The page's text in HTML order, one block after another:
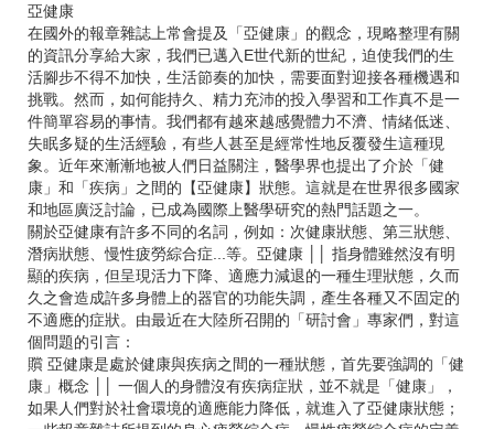
亞健康
在國外的報章雜誌上常會提及「亞健康」的觀念，現略整理有關
的資訊分享給大家，我們已邁入E世代新的世紀，迫使我們的生
活腳步不得不加快，生活節奏的加快，需要面對迎接各種機遇和
挑戰。然而，如何能持久、精力充沛的投入學習和工作真不是一
件簡單容易的事情。我們都有越來越感覺體力不濟、情緒低迷、
失眠多疑的生活經驗，有些人甚至是經常性地反覆發生這種現
象。近年來漸漸地被人們日益關注，醫學界也提出了介於「健
康」和「疾病」之間的【亞健康】狀態。這就是在世界很多國家
和地區廣泛討論，已成為國際上醫學研究的熱門話題之一。
關於亞健康有許多不同的名詞，例如：次健康狀態、第三狀態、
潛病狀態、慢性疲勞綜合症...等。亞健康 ││ 指身體雖然沒有明
顯的疾病，但呈現活力下降、適應力減退的一種生理狀態，久而
久之會造成許多身體上的器官的功能失調，產生各種又不固定的
不適應的症狀。由最近在大陸所召開的「研討會」專家們，對這
個問題的引言：
贘 亞健康是處於健康與疾病之間的一種狀態，首先要強調的「健
康」概念 ││ 一個人的身體沒有疾病症狀，並不就是「健康」，
如果人們對於社會環境的適應能力降低，就進入了亞健康狀態；